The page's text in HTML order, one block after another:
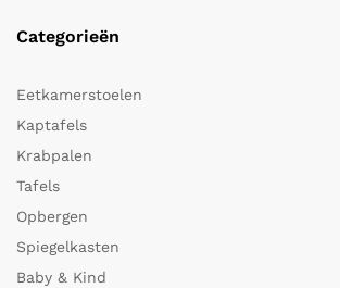
Categorieën
Eetkamerstoelen
Kaptafels
Krabpalen
Tafels
Opbergen
Spiegelkasten
Baby & Kind